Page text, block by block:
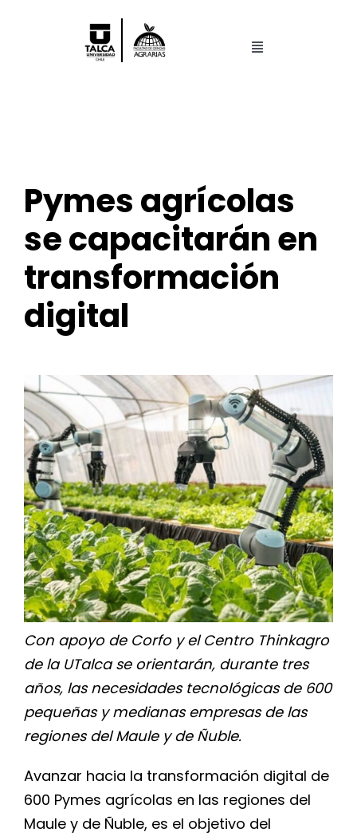
Toggle
Postgrado
Centros y Laboratorios
Investigación
Pymes agrícolas
se capacitarán en
transformación
digital
Con apoyo de Corfo y el Centro Thinkagro
de la UTalca se orientarán, durante tres
años, las necesidades tecnológicas de 600
pequeñas y medianas empresas de las
regiones del Maule y de Ñuble.
Avanzar hacia la transformación digital de
600 Pymes agrícolas en las regiones del
Maule y de Ñuble, es el objetivo del